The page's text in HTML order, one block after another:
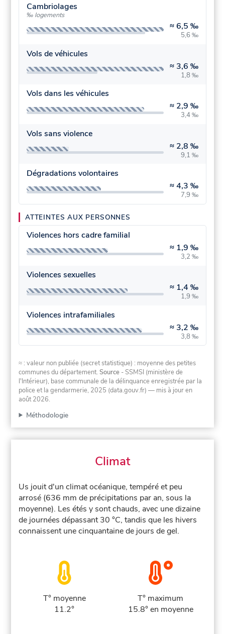
Cambriolages
‰ logements
≈6,5 ‰
5,6 ‰
Vols de véhicules
≈ 3,6 ‰
1,8 ‰
Vols dans les véhicules
≈ 2,9 ‰
3,4 ‰
Vols sans violence
≈ 2,8 ‰
9,1 ‰
Dégradations volontaires
≈4,3 ‰
7,9 ‰
ATTEINTES AUX PERSONNES
Violences hors cadre familial
≈ 1,9 ‰
3,2 ‰
Violences sexuelles
≈ 1,4 ‰
1,9 ‰
Violences intrafamiliales
≈ 3,2 ‰
3,8 ‰
≈ : valeur non publiée (secret statistique) : moyenne des petites
communes du département.Source - SSMSI (ministère de
l'Intérieur), base communale de la délinquance enregistrée par la
police et la gendarmerie, 2025 (data.gouv.fr) — mis à jour en
août 2026.
Méthodologie
Climat
Us jouit d'un climat océanique, tempéré et peu
arrosé (636 mm de précipitations par an, sous la
moyenne). Les étés y sont chauds, avec une dizaine
de journées dépassant 30 °C, tandis que les hivers
connaissent une cinquantaine de jours de gel.
T° moyenne
11.2°
T° maximum
15.8° en moyenne